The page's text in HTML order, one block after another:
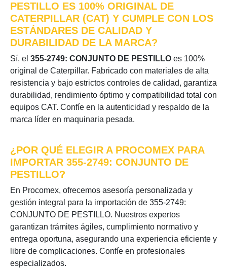
PESTILLO ES 100% ORIGINAL DE
CATERPILLAR (CAT) Y CUMPLE CON LOS
ESTÁNDARES DE CALIDAD Y
DURABILIDAD DE LA MARCA?
Sí, el 355-2749: CONJUNTO DE PESTILLO es 100%
original de Caterpillar. Fabricado con materiales de alta
resistencia y bajo estrictos controles de calidad, garantiza
durabilidad, rendimiento óptimo y compatibilidad total con
equipos CAT. Confíe en la autenticidad y respaldo de la
marca líder en maquinaria pesada.
¿POR QUÉ ELEGIR A PROCOMEX PARA
IMPORTAR 355-2749: CONJUNTO DE
PESTILLO?
En Procomex, ofrecemos asesoría personalizada y
gestión integral para la importación de 355-2749:
CONJUNTO DE PESTILLO. Nuestros expertos
garantizan trámites ágiles, cumplimiento normativo y
entrega oportuna, asegurando una experiencia eficiente y
libre de complicaciones. Confíe en profesionales
especializados.